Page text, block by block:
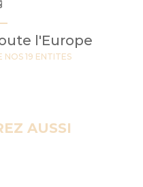
l'Europe
NOS 19 ENTITES
AUSSI